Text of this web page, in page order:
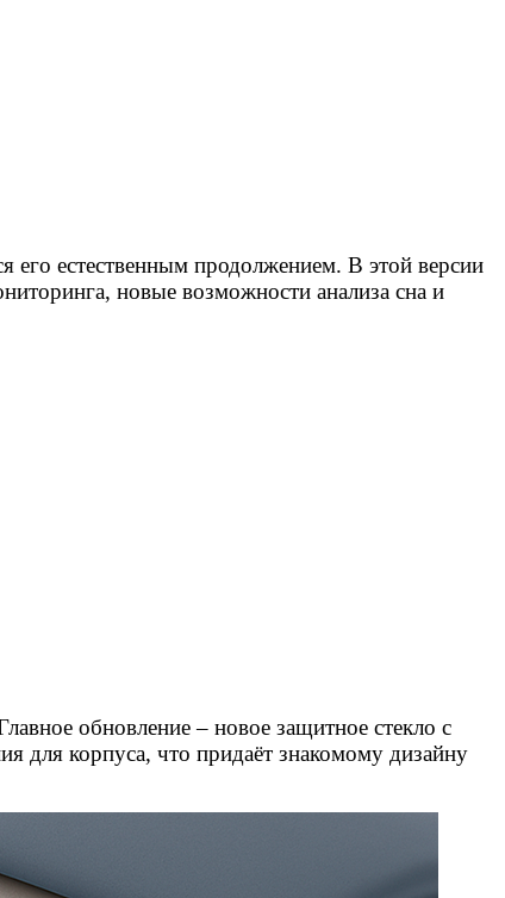
естественным продолжением. В этой версии
новые возможности анализа сна и
обновление – новое защитное стекло с
для корпуса, что придаёт знакомому дизайну